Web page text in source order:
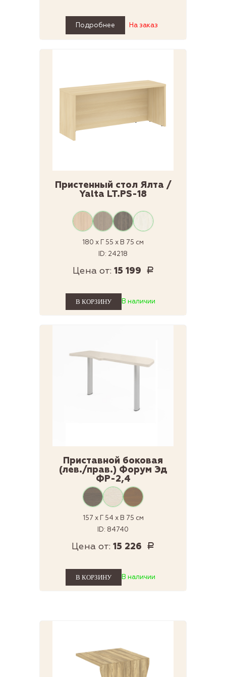
Подробнее На заказ
Пристенный стол Ялта /
Yalta LT.PS-18
180 x Г 55 x В 75 см
ID: 24218
Цена от: 15 199 Р
В наличии
Приставной боковая
(лев./прав.) Форум Эд
ФР-2,4
157 x Г 54 x В 75 см
ID: 84740
Цена от: 15 226 Р
В наличии